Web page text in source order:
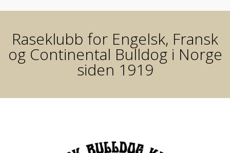
Raseklubb for Engelsk, Fransk
og Continental Bulldog i Norge
siden 1919